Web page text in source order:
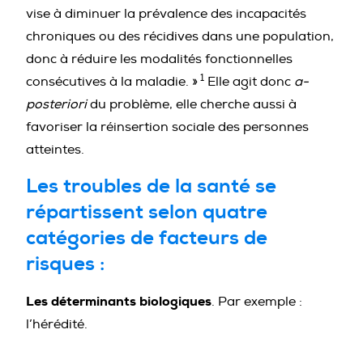
vise à diminuer la prévalence des incapacités
chroniques ou des récidives dans une population,
donc à réduire les modalités fonctionnelles
consécutives à la maladie. » 1 Elle agit donc a-
posterioridu problème, elle cherche aussi à
favoriser la réinsertion sociale des personnes
atteintes.
Les troubles de la santé se
répartissent selon quatre
catégories de facteurs de
risques :
Les déterminants biologiques. Par exemple :
l’hérédité.